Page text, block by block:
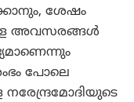
ശേഷം
അവസരങ്ങൾ
പോലെ